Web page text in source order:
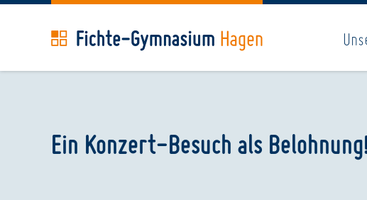
navigation
links
Ein Konzert-Besuch als